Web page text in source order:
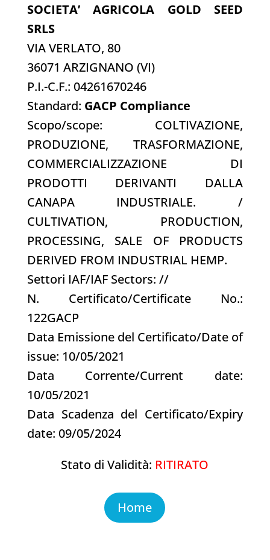
SOCIETA’ AGRICOLA GOLD SEED
SRLS
VIA VERLATO, 80
36071 ARZIGNANO (VI)
P.I.-C.F.: 04261670246
Standard: GACP Compliance
Scopo/scope: COLTIVAZIONE,
PRODUZIONE, TRASFORMAZIONE,
COMMERCIALIZZAZIONE DI
PRODOTTI DERIVANTI DALLA
CANAPA INDUSTRIALE. /
CULTIVATION, PRODUCTION,
PROCESSING, SALE OF PRODUCTS
DERIVED FROM INDUSTRIAL HEMP.
Settori IAF/IAF Sectors: //
N. Certificato/Certificate No.:
122GACP
Data Emissione del Certificato/Date of
issue: 10/05/2021
Data Corrente/Current date:
10/05/2021
Data Scadenza del Certificato/Expiry
date: 09/05/2024
Stato di Validità: RITIRATO
Home